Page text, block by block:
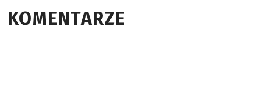
KOMENTARZE